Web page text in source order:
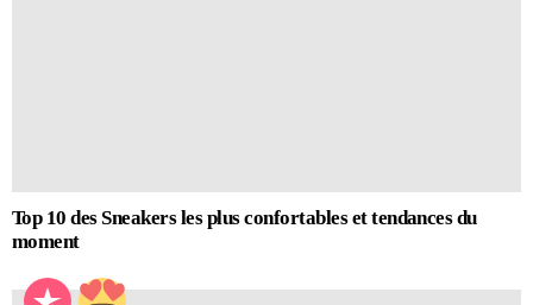
Top 10 des Sneakers les plus confortables et tendances du
moment